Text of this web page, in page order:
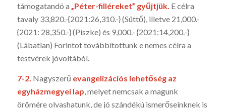
támogatandó a „Péter-filléreket” gyűjtjük. E célra
tavaly 33,820.-{2021:26,310.-} (Süttő), illetve 21,000.-
{2021: 28,350.-} (Piszke) és 9,000.- {2021:14,200.-}
(Lábatlan) Forintot továbbítottunk e nemes célra a
testvérek jóvoltából.
7-2. Nagyszerű evangelizációs lehetőség az
egyházmegyei lap, melyet nemcsak a magunk
örömére olvashatunk, de jó szándékú ismerőseinknek is